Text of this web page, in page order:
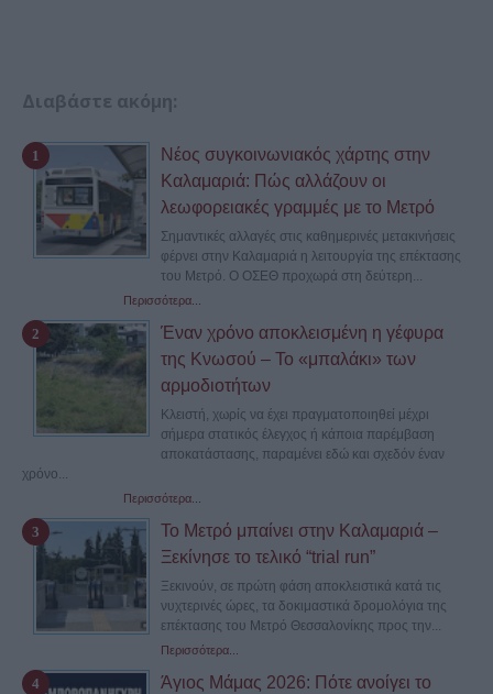
Διαβάστε ακόμη:
Νέος συγκοινωνιακός χάρτης στην
Καλαμαριά: Πώς αλλάζουν οι
λεωφορειακές γραμμές με το Μετρό
Σημαντικές αλλαγές στις καθημερινές μετακινήσεις
φέρνει στην Καλαμαριά η λειτουργία της επέκτασης
του Μετρό. Ο ΟΣΕΘ προχωρά στη δεύτερη...
Περισσότερα...
Έναν χρόνο αποκλεισμένη η γέφυρα
της Κνωσού – Το «μπαλάκι» των
αρμοδιοτήτων
Κλειστή, χωρίς να έχει πραγματοποιηθεί μέχρι
σήμερα στατικός έλεγχος ή κάποια παρέμβαση
αποκατάστασης, παραμένει εδώ και σχεδόν έναν
χρόνο...
Περισσότερα...
Το Μετρό μπαίνει στην Καλαμαριά –
Ξεκίνησε το τελικό “trial run”
Ξεκινούν, σε πρώτη φάση αποκλειστικά κατά τις
νυχτερινές ώρες, τα δοκιμαστικά δρομολόγια της
επέκτασης του Μετρό Θεσσαλονίκης προς την...
Περισσότερα...
Άγιος Μάμας 2026: Πότε ανοίγει το